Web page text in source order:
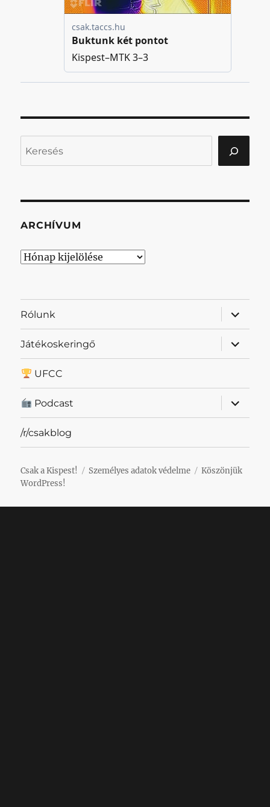
ARCHÍVUM
Archívum
Rólunk
almenü
Játékoskeringő
almenü
UFCC
Podcast
almenü
/r/csakblog
Csak a Kispest! Személyes adatok védelme
Köszönjük
WordPress!